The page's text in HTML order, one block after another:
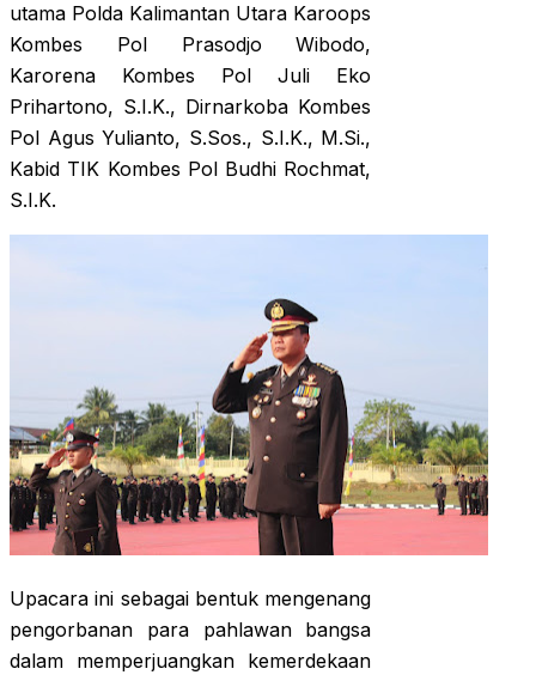
utama Polda Kalimantan Utara Karoops
Kombes Pol Prasodjo Wibodo,
Karorena Kombes Pol Juli Eko
Prihartono, S.I.K., Dirnarkoba Kombes
Pol Agus Yulianto, S.Sos., S.I.K., M.Si.,
Kabid TIK Kombes Pol Budhi Rochmat,
S.I.K.
Upacara ini sebagai bentuk mengenang
pengorbanan para pahlawan bangsa
dalam memperjuangkan kemerdekaan